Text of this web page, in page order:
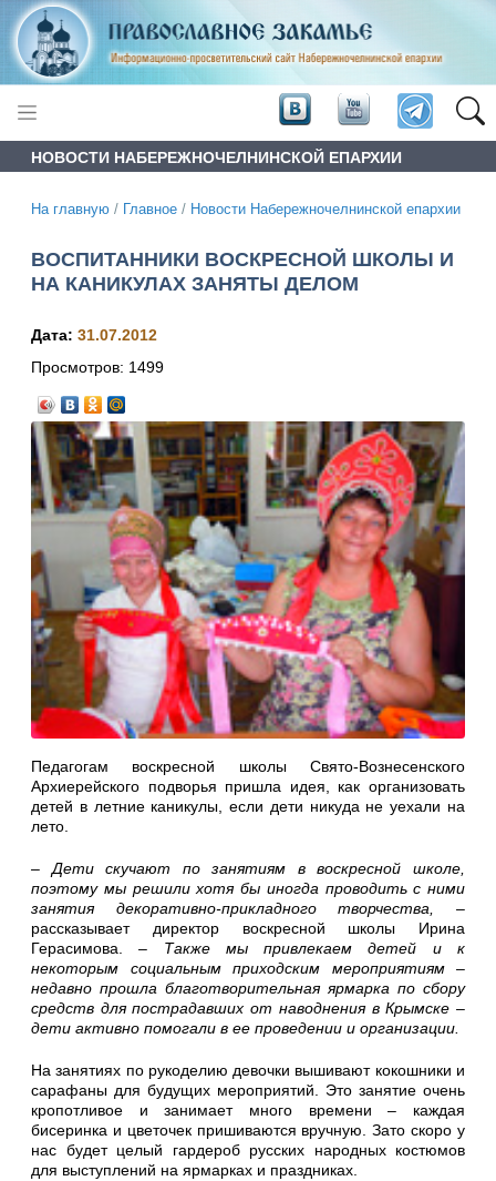
НОВОСТИ НАБЕРЕЖНОЧЕЛНИНСКОЙ ЕПАРХИИ
На главную / Главное / Новости Набережночелнинской епархии
ВОСПИТАННИКИ ВОСКРЕСНОЙ ШКОЛЫ И
НА КАНИКУЛАХ ЗАНЯТЫ ДЕЛОМ
Дата: 31.07.2012
Просмотров: 1499
Педагогам воскресной школы Свято-Вознесенского
Архиерейского подворья пришла идея, как организовать
детей в летние каникулы, если дети никуда не уехали на
лето.
– Дети скучают по занятиям в воскресной школе,
поэтому мы решили хотя бы иногда проводить с ними
занятия декоративно-прикладного творчества, –
рассказывает директор воскресной школы Ирина
Герасимова.– Также мы привлекаем детей и к
некоторым социальным приходским мероприятиям –
недавно прошла благотворительная ярмарка по сбору
средств для пострадавших от наводнения в Крымске –
дети активно помогали в ее проведении и организации.
На занятиях по рукоделию девочки вышивают кокошники и
сарафаны для будущих мероприятий. Это занятие очень
кропотливое и занимает много времени – каждая
бисеринка и цветочек пришиваются вручную. Зато скоро у
нас будет целый гардероб русских народных костюмов
для выступлений на ярмарках и праздниках.